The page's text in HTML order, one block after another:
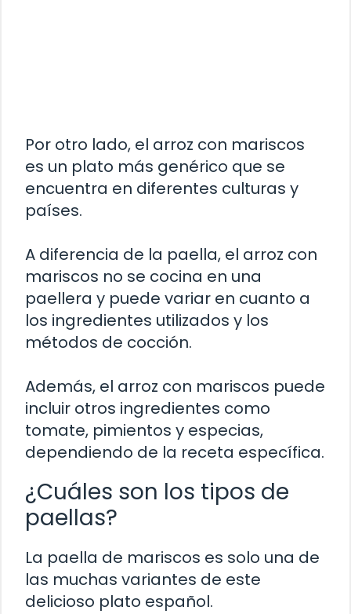
Por otro lado, el arroz con mariscos
es un plato más genérico que se
encuentra en diferentes culturas y
países.
A diferencia de la paella, el arroz con
mariscos no se cocina en una
paellera y puede variar en cuanto a
los ingredientes utilizados y los
métodos de cocción.
Además, el arroz con mariscos puede
incluir otros ingredientes como
tomate, pimientos y especias,
dependiendo de la receta específica.
¿Cuáles son los tipos de
paellas?
La paella de mariscos es solo una de
las muchas variantes de este
delicioso plato español.